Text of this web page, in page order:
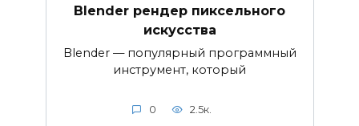
Blender рендер пиксельного
искусства
Blender — популярный программный
инструмент, который
0 2.5к.